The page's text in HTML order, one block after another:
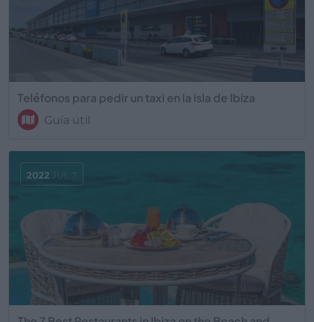
Teléfonos para pedir un taxi en la isla de Ibiza
Guía útil
2022 JUL 7